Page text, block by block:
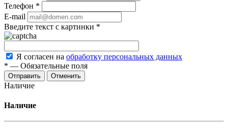
Телефон *
E-mail
Введите текст с картинки *
Я согласен на обработку персональных данных
* — Обязательные поля
Отменить
Наличие
Наличие